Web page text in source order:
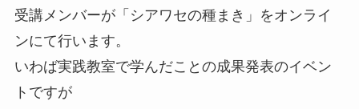
受講メンバーが「シアワセの種まき」をオンライ
ンにて行います。
いわば実践教室で学んだことの成果発表のイベン
トですが